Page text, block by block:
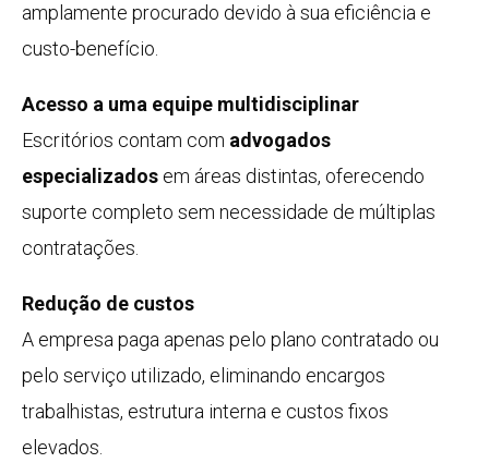
amplamente procurado devido à sua eficiência e
custo-benefício.
Acesso a uma equipe multidisciplinar
Escritórios contam com advogados
especializados em áreas distintas, oferecendo
suporte completo sem necessidade de múltiplas
contratações.
Redução de custos
A empresa paga apenas pelo plano contratado ou
pelo serviço utilizado, eliminando encargos
trabalhistas, estrutura interna e custos fixos
elevados.